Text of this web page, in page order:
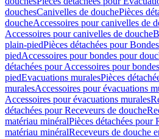
douchesCanivelles de douchePièces
doucheAccessoires pour canivelles de
Accessoires pour canivelles de douche
plain-piedPièces détachées pour
piedAccessoires pour bondes pour
détachées pour Accessoires pour
piedEvacuations muralesPièces
muralesAccessoires pour évacuations
Accessoires pour évacuations murales
détachées pour Receveurs de douche
matériau minéralPièces détachées pour
matériau minéralReceveurs de douche